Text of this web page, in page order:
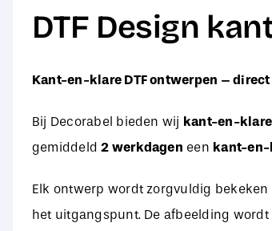
DTF Design
Kant-en-klare DTF ontwerpen –
Bij Decorabel bieden wij kant-en-klare
gemiddeld2 werkdagen een kant-en-
Elk ontwerp wordt zorgvuldig
het uitgangspunt. De afbeelding wordt